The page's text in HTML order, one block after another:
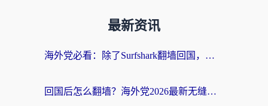
最新资讯
海外党必看：除了Surfshark翻墙回国，这些加速器选择技巧你真的懂吗？
回国后怎么翻墙？海外党2026最新无缝访问国内资源全攻略（附对比实测）